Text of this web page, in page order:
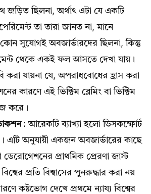
জড়িত ছিলনা, অর্থাৎ এটা যে একটি
তা তারা জানত না, মানে
সুযোগই অবজার্ভারদের ছিলনা, কিন্তু
থেকে একই ফল আসতে দেখা যায়।
করা যায়না যে, অপরাধবোধের হ্রাস করা
কারণে এই ভিক্টিম ব্লেমিং বা ভিক্টিম
করে।
: আরেকটি ব্যাখ্যা হলো ডিসকম্ফোর্ট
এটি অনুযায়ী একজন অবজার্ভারের কাছে
ডেরোগেশনের প্রাথমিক প্রেরণা জাস্ট
বিশ্বের প্রতি বিশ্বাসের পুনরুদ্ধার করা নয়
কষ্টভোগ দেখে প্রথমে ন্যায্য বিশ্বের